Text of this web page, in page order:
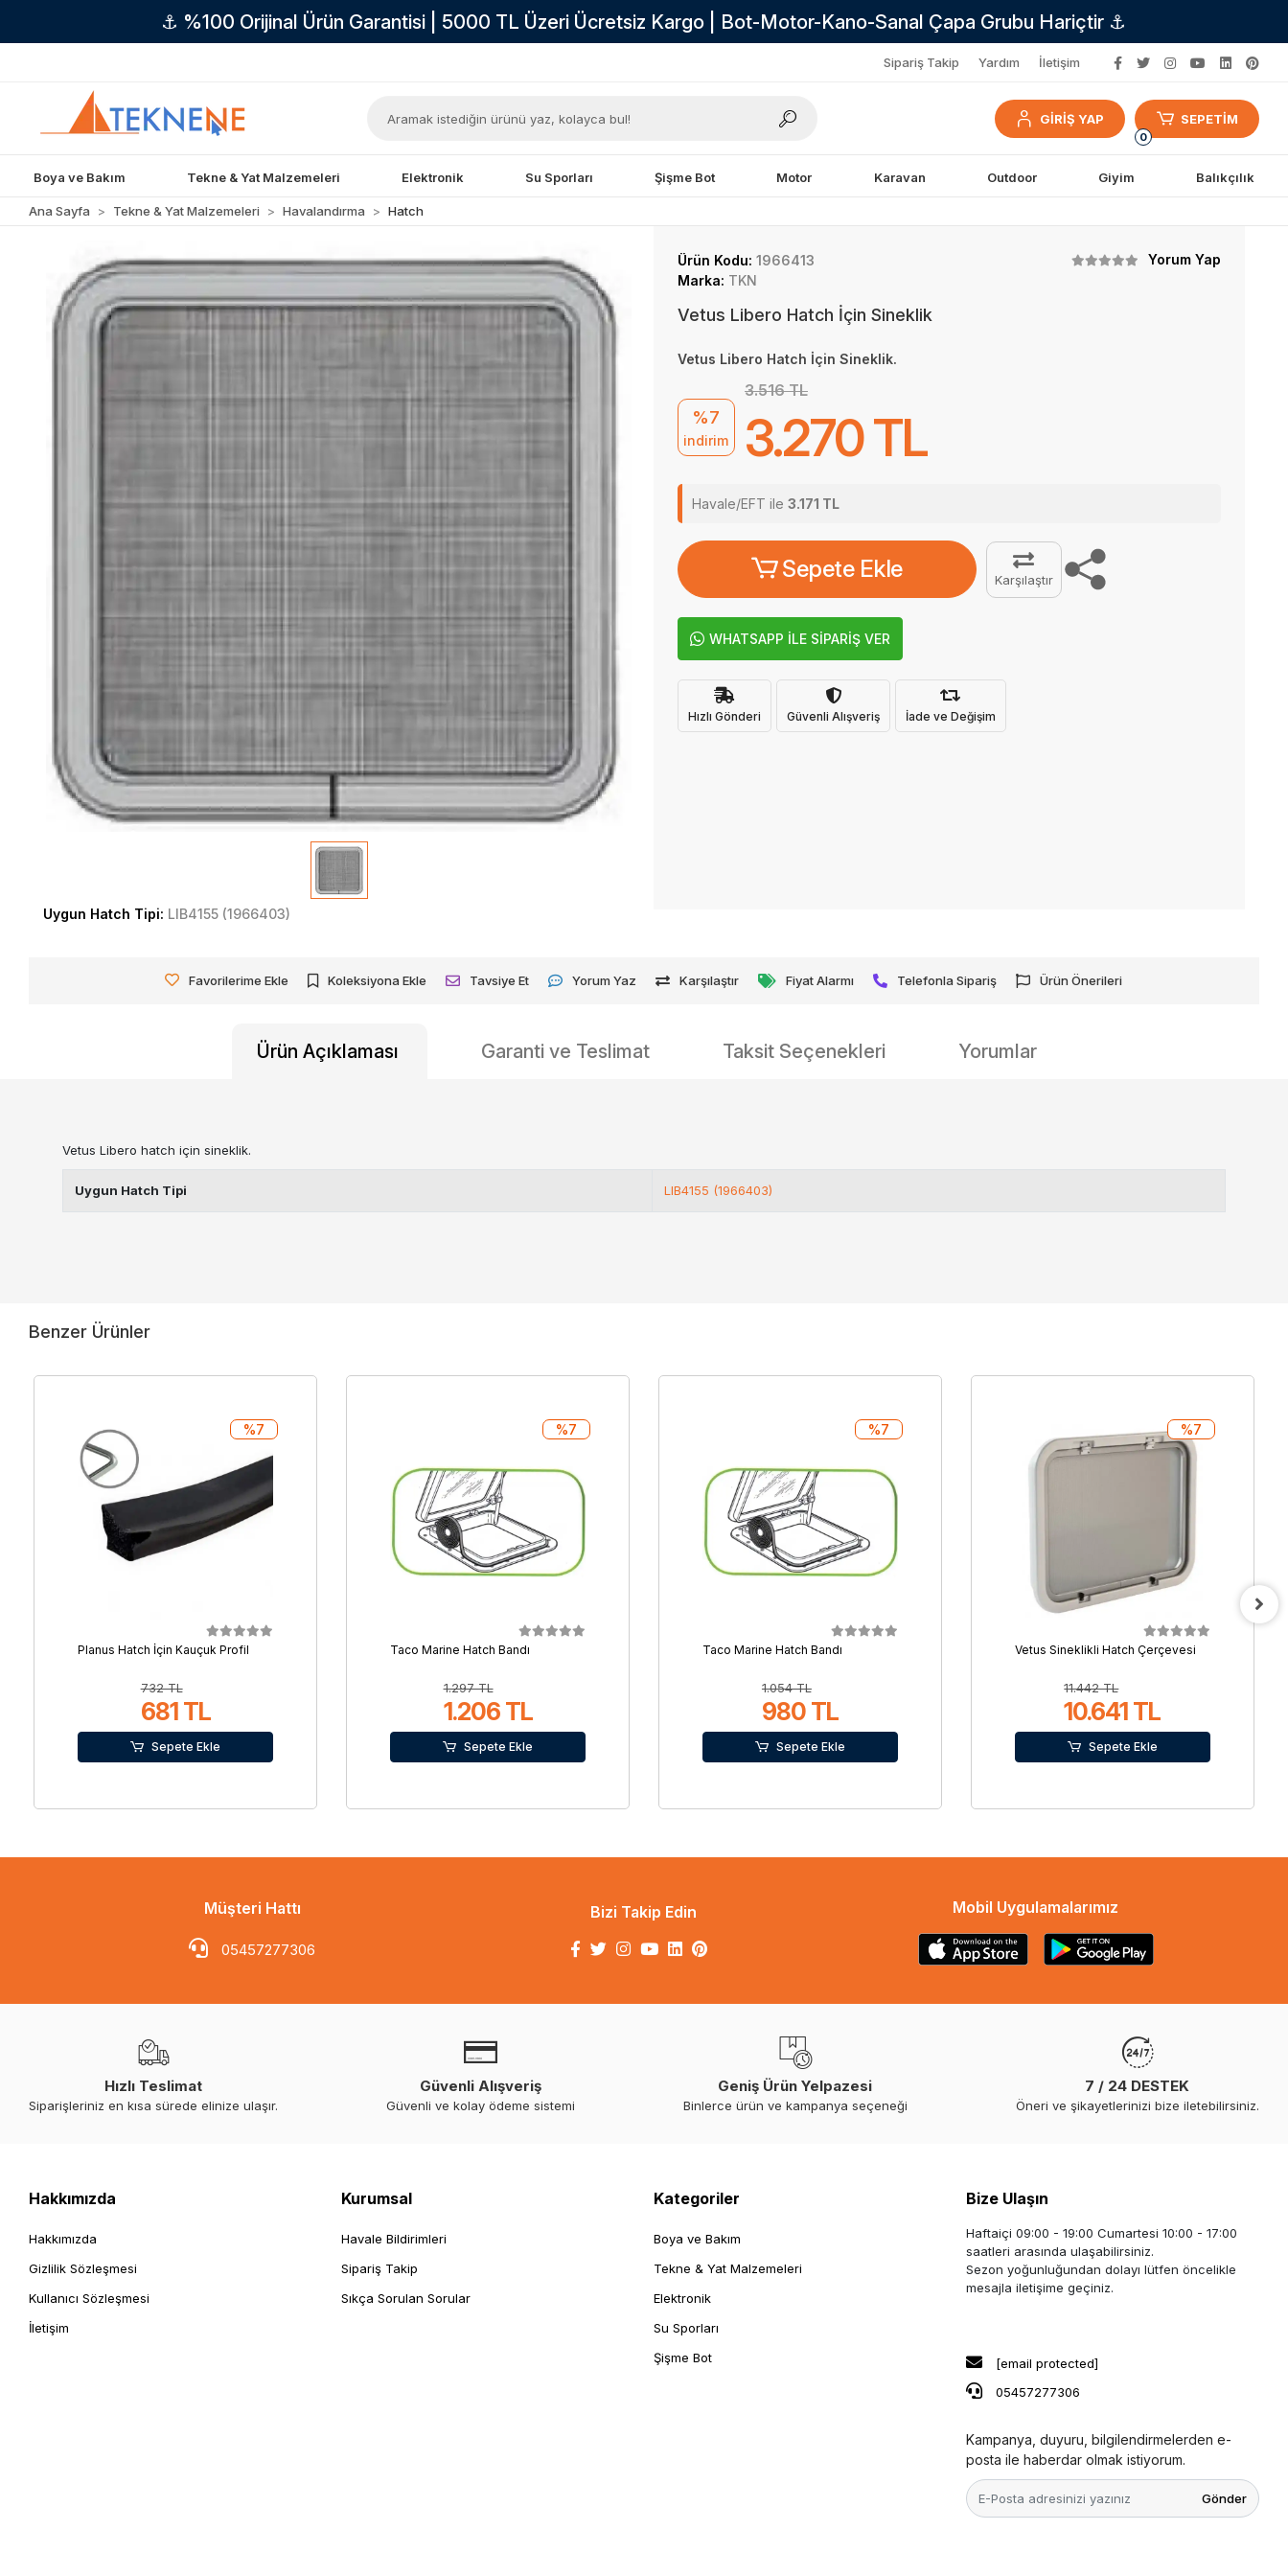
⚓ %100 Orijinal Ürün Garantisi | 5000 TL Üzeri Ücretsiz Kargo | Bot-Motor-Kano-Sanal Çapa Grubu Hariçtir ⚓
Sipariş Takip Yardım İletişim
GİRİŞ YAP
0
SEPETİM
Boya ve Bakım Tekne & Yat Malzemeleri Elektronik Su Sporları Şişme Bot Motor Karavan Outdoor Giyim Balıkçılık
Ana Sayfa Tekne & Yat Malzemeleri Havalandırma Hatch
Uygun Hatch Tipi: LIB4155 (1966403)
Ürün Kodu: 1966413
Yorum Yap
Marka: TKN
Vetus Libero Hatch İçin Sineklik
Vetus Libero Hatch İçin Sineklik.
%7
indirim
3.516 TL
3.270 TL
Havale/EFT ile 3.171 TL
Sepete Ekle Karşılaştır
WHATSAPP İLE SİPARİŞ VER
Hızlı Gönderi Güvenli Alışveriş İade ve Değişim
Favorilerime Ekle Koleksiyona Ekle Tavsiye Et Yorum Yaz Karşılaştır Fiyat Alarmı Telefonla Sipariş Ürün Önerileri
Ürün Açıklaması Garanti ve Teslimat Taksit Seçenekleri Yorumlar
Vetus Libero hatch için sineklik.
Uygun Hatch Tipi LIB4155 (1966403)
Benzer Ürünler
Planus Hatch İçin Kauçuk Profil
732 TL
681 TL
%7
Sepete Ekle
Taco Marine Hatch Bandı
1.297 TL
1.206 TL
%7
Sepete Ekle
Taco Marine Hatch Bandı
1.054 TL
980 TL
%7
Sepete Ekle
Vetus Sineklikli Hatch Çerçevesi
11.442 TL
10.641 TL
%7
Sepete Ekle
Müşteri Hattı
05457277306
Bizi Takip Edin Mobil Uygulamalarımız
Hızlı Teslimat
Siparişleriniz en kısa sürede elinize ulaşır.
Güvenli Alışveriş
Güvenli ve kolay ödeme sistemi
Geniş Ürün Yelpazesi
Binlerce ürün ve kampanya seçeneği
7 / 24 DESTEK
Öneri ve şikayetlerinizi bize iletebilirsiniz.
Hakkımızda
Hakkımızda
Gizlilik Sözleşmesi
Kullanıcı Sözleşmesi
İletişim
Kurumsal
Havale Bildirimleri
Sipariş Takip
Sıkça Sorulan Sorular
Kategoriler
Boya ve Bakım
Tekne & Yat Malzemeleri
Elektronik
Su Sporları
Şişme Bot
Bize Ulaşın
Haftaiçi 09:00 - 19:00 Cumartesi 10:00 - 17:00
saatleri arasında ulaşabilirsiniz.
Sezon yoğunluğundan dolayı lütfen öncelikle
mesajla iletişime geçiniz.
[email protected]
05457277306
Kampanya, duyuru, bilgilendirmelerden e-
posta ile haberdar olmak istiyorum.
Gönder